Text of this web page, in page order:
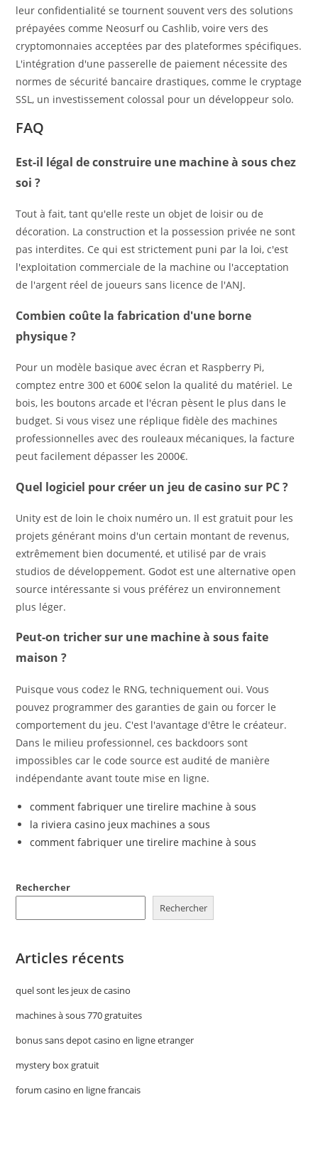
leur confidentialité se tournent souvent vers des solutions
prépayées comme Neosurf ou Cashlib, voire vers des
cryptomonnaies acceptées par des plateformes spécifiques.
L'intégration d'une passerelle de paiement nécessite des
normes de sécurité bancaire drastiques, comme le cryptage
SSL, un investissement colossal pour un développeur solo.
FAQ
Est-il légal de construire une machine à sous chez
soi ?
Tout à fait, tant qu'elle reste un objet de loisir ou de
décoration. La construction et la possession privée ne sont
pas interdites. Ce qui est strictement puni par la loi, c'est
l'exploitation commerciale de la machine ou l'acceptation
de l'argent réel de joueurs sans licence de l'ANJ.
Combien coûte la fabrication d'une borne
physique ?
Pour un modèle basique avec écran et Raspberry Pi,
comptez entre 300 et 600€ selon la qualité du matériel. Le
bois, les boutons arcade et l'écran pèsent le plus dans le
budget. Si vous visez une réplique fidèle des machines
professionnelles avec des rouleaux mécaniques, la facture
peut facilement dépasser les 2000€.
Quel logiciel pour créer un jeu de casino sur PC ?
Unity est de loin le choix numéro un. Il est gratuit pour les
projets générant moins d'un certain montant de revenus,
extrêmement bien documenté, et utilisé par de vrais
studios de développement. Godot est une alternative open
source intéressante si vous préférez un environnement
plus léger.
Peut-on tricher sur une machine à sous faite
maison ?
Puisque vous codez le RNG, techniquement oui. Vous
pouvez programmer des garanties de gain ou forcer le
comportement du jeu. C'est l'avantage d'être le créateur.
Dans le milieu professionnel, ces backdoors sont
impossibles car le code source est audité de manière
indépendante avant toute mise en ligne.
comment fabriquer une tirelire machine à sous
la riviera casino jeux machines a sous
comment fabriquer une tirelire machine à sous
Rechercher
Rechercher
Articles récents
quel sont les jeux de casino
machines à sous 770 gratuites
bonus sans depot casino en ligne etranger
mystery box gratuit
forum casino en ligne francais